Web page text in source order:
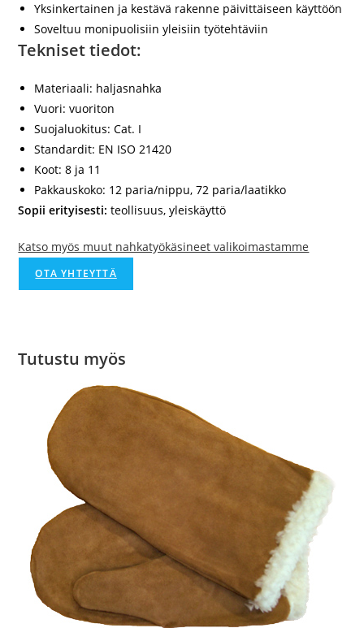
Yksinkertainen ja kestävä rakenne päivittäiseen käyttöön
Soveltuu monipuolisiin yleisiin työtehtäviin
Tekniset tiedot:
Materiaali: haljasnahka
Vuori: vuoriton
Suojaluokitus: Cat. I
Standardit: EN ISO 21420
Koot: 8 ja 11
Pakkauskoko: 12 paria/nippu, 72 paria/laatikko
Sopii erityisesti: teollisuus, yleiskäyttö
Katso myös muut nahkatyökäsineet valikoimastamme
OTA YHTEYTTÄ
Tutustu myös